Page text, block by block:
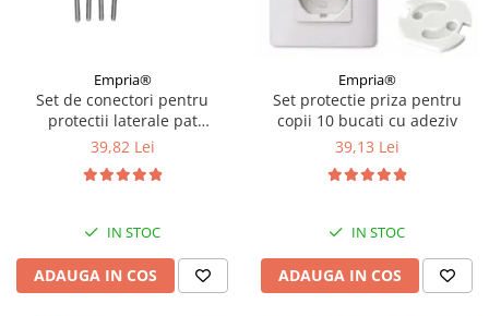
Empria®
Set de conectori pentru
protectii laterale pat
PREMIUM XXL, 81-96 cm
39,82 Lei
IN STOC
ADAUGA IN COS
Empria®
Set protectie priza pentru
copii 10 bucati cu adeziv
39,13 Lei
IN STOC
ADAUGA IN COS